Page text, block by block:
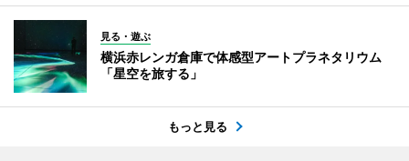
見る・遊ぶ
横浜赤レンガ倉庫で体感型アートプラネタリウム
「星空を旅する」
もっと見る